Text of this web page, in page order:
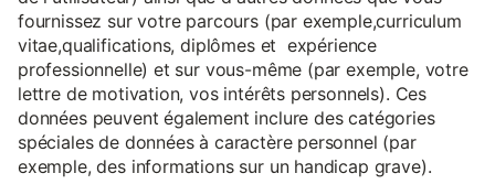
fournissez sur votre parcours (par exemple,curriculum
vitae,qualifications, diplômes et expérience
professionnelle) et sur vous-même (par exemple, votre
lettre de motivation, vos intérêts personnels). Ces
données peuvent également inclure des catégories
spéciales de données à caractère personnel (par
exemple, des informations sur un handicap grave).